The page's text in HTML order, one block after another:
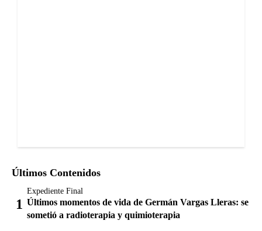
Últimos Contenidos
Expediente Final
Últimos momentos de vida de Germán Vargas Lleras: se
sometió a radioterapia y quimioterapia